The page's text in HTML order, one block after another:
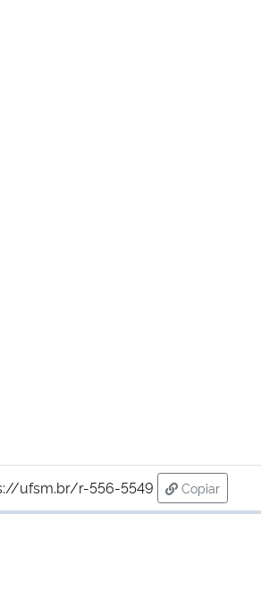
ufsm.br/r-556-5549
Copiar
para área